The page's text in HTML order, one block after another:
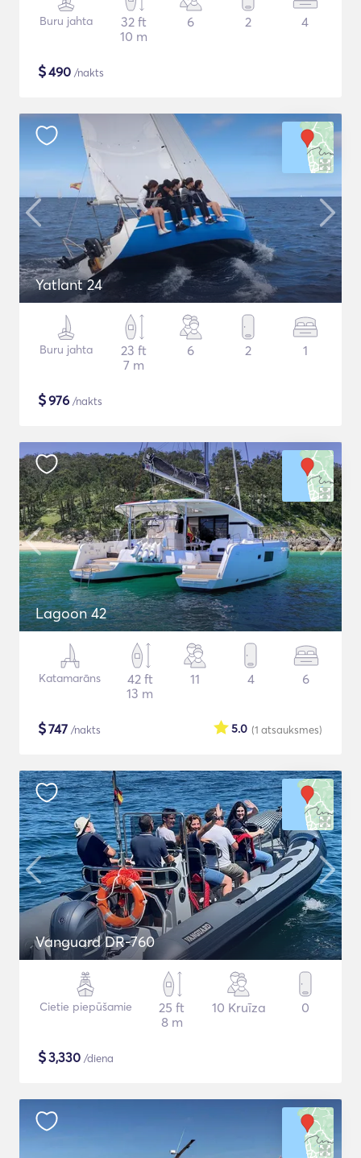
Buru jahta
32 ft
10 m
6 2 4
$490 /nakts
Yatlant 24
Buru jahta
23 ft
7 m
6 2 1
$976 /nakts
Lagoon 42
Katamarāns
42 ft
13 m
11 4 6
$747 /nakts (1 atsauksmes)
5.0
Vanguard DR-760
Cietie piepūšamie
25 ft
8 m
10 Kruīza 0
$3,330 /diena